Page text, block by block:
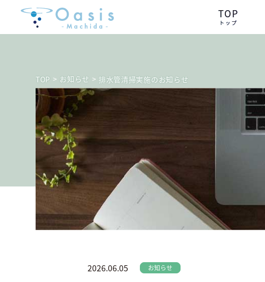
TOP
トップ
TOP > お知らせ > 排水管清掃実施のお知らせ
2026.06.05 お知らせ